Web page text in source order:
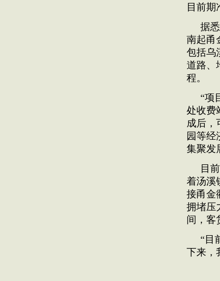
目前
据
南起甬
包括乌
道路、
程。
“项
处收费
成后，
园等经
集聚发
目
着汤溪
接甬金
拥堵压
间，客
“目
下来，